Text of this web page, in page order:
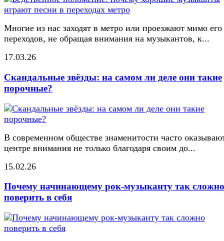
Многие из нас заходят в метро или проезжают мимо его
переходов, не обращая внимания на музыкантов, к...
17.03.26
Скандальные звёзды: на самом ли деле они такие
порочные?
В современном обществе знаменитости часто
центре внимания не только благодаря своим до...
15.02.26
Почему начинающему рок-музыканту так сложно
поверить в себя